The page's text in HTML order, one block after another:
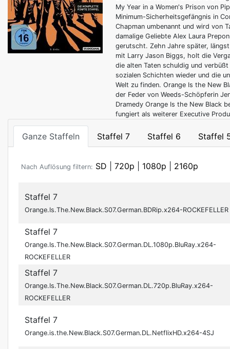
My Year in a Women's Prison von
Minimum-Sicherheitsgefängnis in
Chapman umbenannt und wird von
damalige Geliebte Alex Laura
gerutscht. Zehn Jahre später,
mit Larry Jason Biggs, holt die
die alten Taten schuldig und
sozialen Schichten wieder und die
Welt zu finden. Orange Is the New
der Feder von Weeds-Schöpferin
Dramedy Orange Is the New Black
fungiert als weiterer Executive
Ganze Staffeln Staffel 7 Staffel 6 Staffel
Nach Auflösung filtern: SD 720p 1080p 2160p
Staffel 7
Orange.Is.The.New.Black.S07.German.BDRip.x264-ROCKEFELLER
Staffel 7
Orange.Is.The.New.Black.S07.German.DL.1080p.BluRay.x264-
ROCKEFELLER
Staffel 7
Orange.Is.The.New.Black.S07.German.DL.720p.BluRay.x264-
ROCKEFELLER
Staffel 7
Orange.is.the.New.Black.S07.German.DL.NetflixHD.x264-4SJ